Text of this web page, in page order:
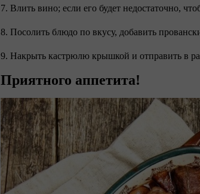
7. Влить вино; если его будет недостаточно,
8. Посолить блюдо по вкусу, добавить
9. Накрыть кастрюлю крышкой и отправить в
Приятного аппетита!